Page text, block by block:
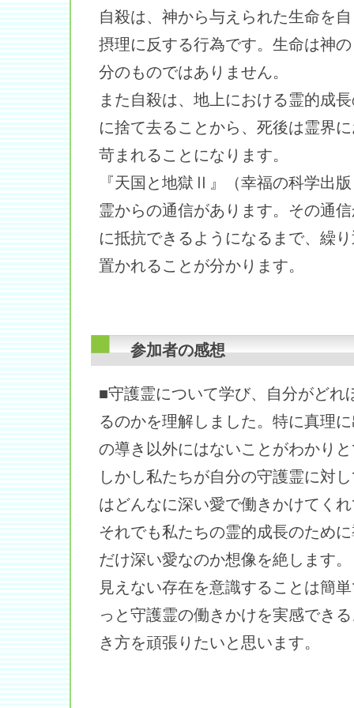
自殺は、神から与えられた生命を
摂理に反する行為です。生命は神
分のものではありません。
また自殺は、地上における霊的成
に捨て去ることから、死後は霊界
苛まれることになります。
『天国と地獄Ⅱ』（幸福の科学出
霊からの通信があります。その通
に抵抗できるようになるまで、繰
置かれることが分かります。
参加者の感想
■守護霊について学び、自分がどれ
るのかを理解しました。特に真理
の導き以外にはないことがわかり
しかし私たちが自分の守護霊に対
はどんなに深い愛で働きかけてく
それでも私たちの霊的成長のため
だけ深い愛なのか想像を絶します。
見えない存在を意識することは簡
っと守護霊の働きかけを実感でき
き方を頑張りたいと思います。